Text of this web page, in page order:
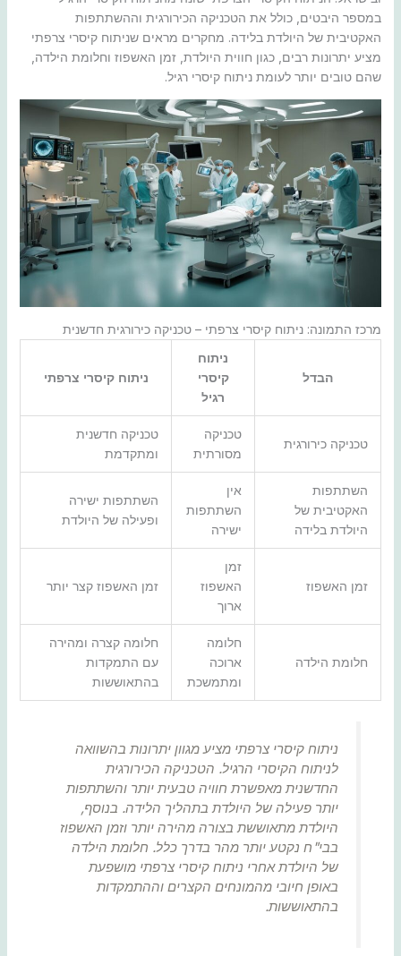
במספר היבטים, כולל את הטכניקה הכירורגית וההשתתפות
האקטיבית של היולדת בלידה. מחקרים מראים שניתוח קיסרי צרפתי
מציע יתרונות רבים, כגון חווית היולדת, זמן האשפוז וחלומת הילדה,
שהם טובים יותר לעומת ניתוח קיסרי רגיל.
מרכז התמונה: ניתוח קיסרי צרפתי – טכניקה כירורגית חדשנית
הבדל
ניתוח
קיסרי
רגיל
ניתוח קיסרי צרפתי
טכניקה כירורגית
טכניקה
מסורתית
טכניקה חדשנית
ומתקדמת
השתתפות
האקטיבית של
היולדת בלידה
אין
השתתפות
ישירה
השתתפות ישירה
ופעילה של היולדת
זמן האשפוז
זמן
האשפוז
ארוך
זמן האשפוז קצר יותר
חלומת הילדה
חלומה
ארוכה
ומתמשכת
חלומה קצרה ומהירה
עם התמקדות
בהתאוששות
ניתוח קיסרי צרפתי מציע מגוון יתרונות בהשוואה
לניתוח הקיסרי הרגיל. הטכניקה הכירורגית
החדשנית מאפשרת חוויה טבעית יותר והשתתפות
יותר פעילה של היולדת בתהליך הלידה. בנוסף,
היולדת מתאוששת בצורה מהירה יותר וזמן האשפוז
בבי"ח נקטע יותר מהר בדרך כלל. חלומת הילדה
של היולדת אחרי ניתוח קיסרי צרפתי מושפעת
באופן חיובי מהמונחים הקצרים וההתמקדות
בהתאוששות.